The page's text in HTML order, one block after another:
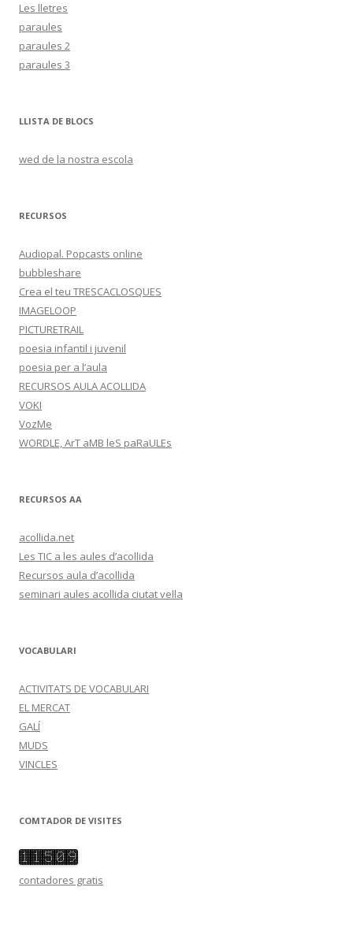
Les lletres
paraules
paraules 2
paraules 3
LLISTA DE BLOCS
wed de la nostra escola
RECURSOS
Audiopal. Popcasts online
bubbleshare
Crea el teu TRESCACLOSQUES
IMAGELOOP
PICTURETRAIL
poesia infantil i juvenil
poesia per a l’aula
RECURSOS AULA ACOLLIDA
VOKI
VozMe
WORDLE, ArT aMB leS paRaULEs
RECURSOS AA
acollida.net
Les TIC a les aules d’acollida
Recursos aula d’acollida
seminari aules acollida ciutat vella
VOCABULARI
ACTIVITATS DE VOCABULARI
EL MERCAT
GALÍ
MUDS
VINCLES
COMTADOR DE VISITES
contadores gratis